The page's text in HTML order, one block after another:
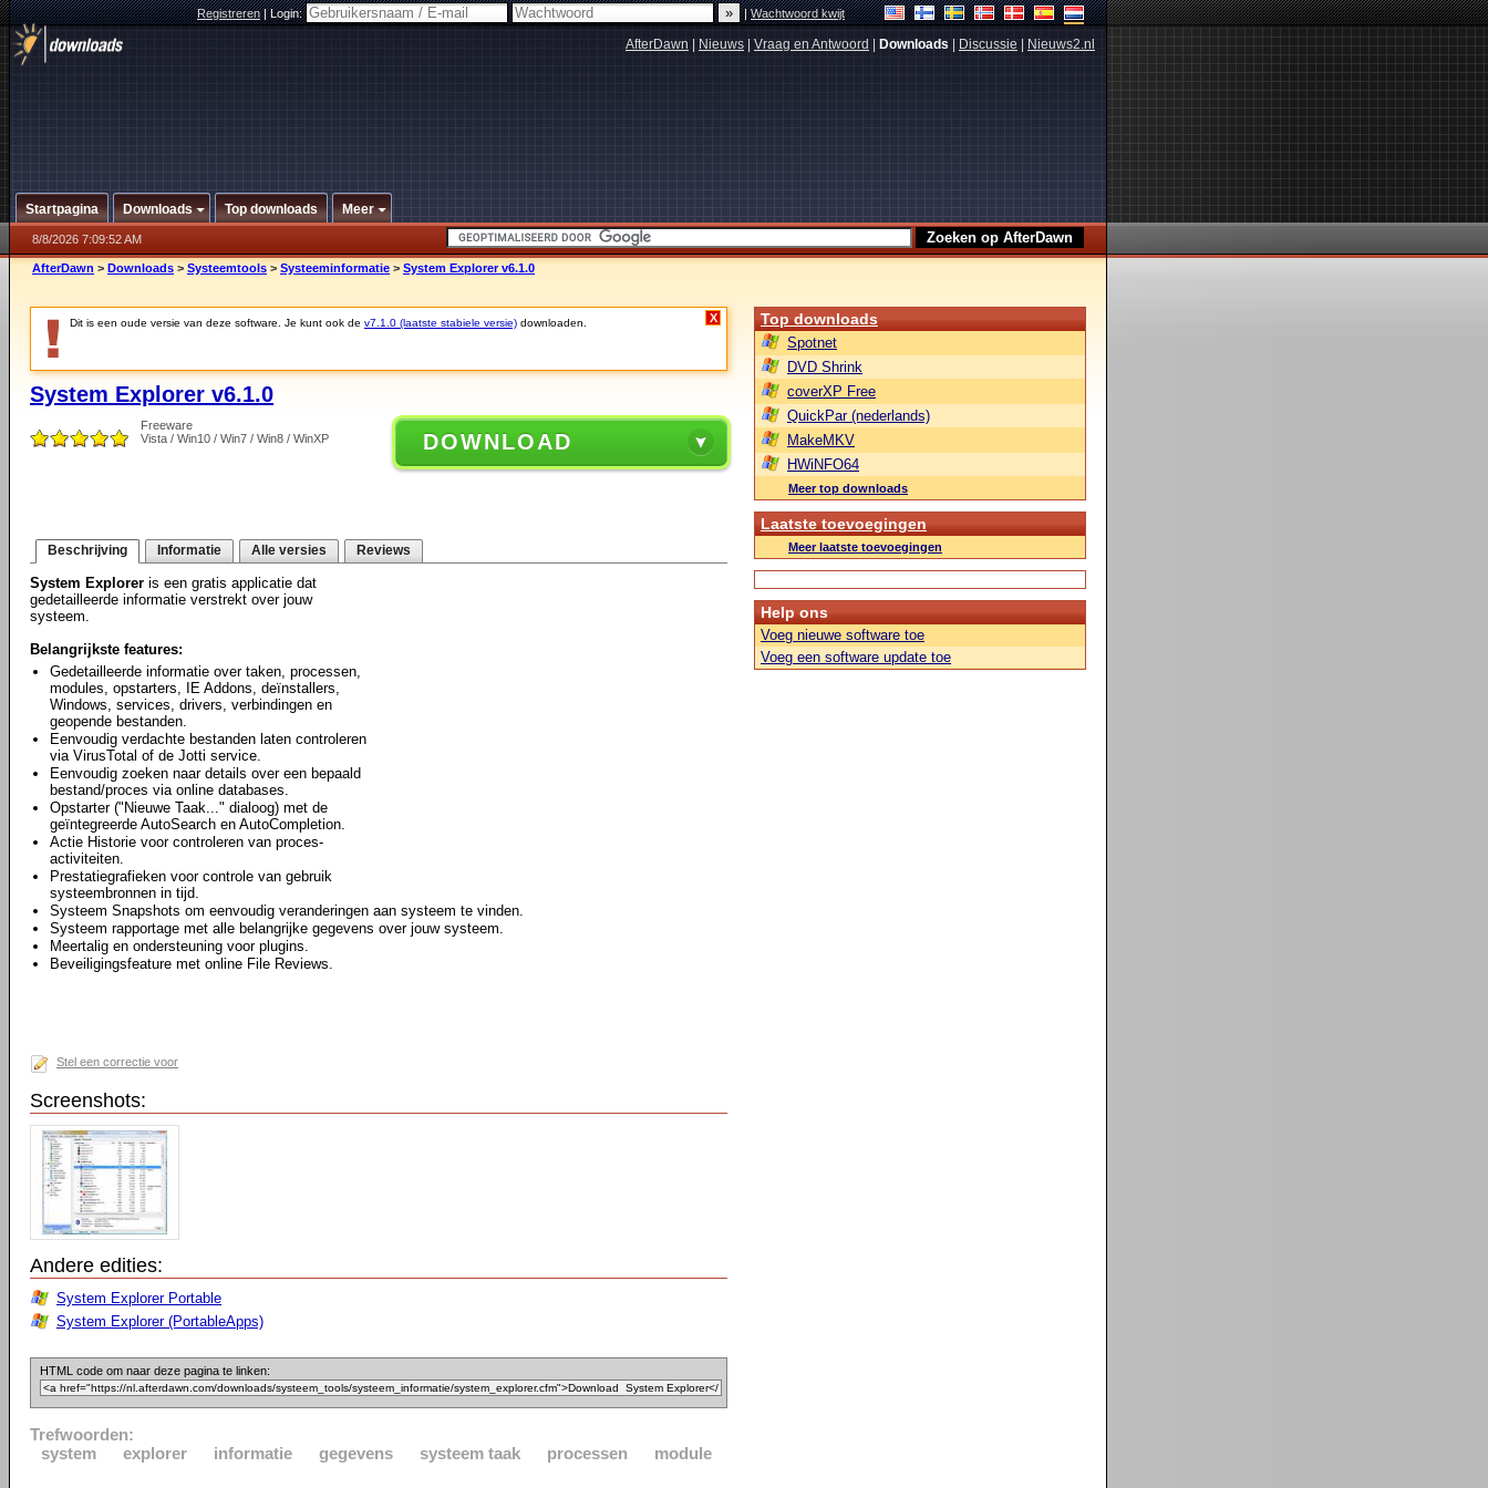
Registreren|Login: |Wachtwoord kwijt
AfterDawn Nieuws Vraag en Antwoord Downloads Discussie Nieuws2.nl
Startpagina Downloads Top downloads Meer
8/8/2026 7:09:52 AM
AfterDawn > Downloads > Systeemtools > Systeeminformatie > System Explorer v6.1.0
Dit is een oude versie van deze software. Je kunt ook de v7.1.0 (laatste stabiele versie) downloaden. X
System Explorer v6.1.0
Freeware
Vista / Win10 / Win7 / Win8 / WinXP
DOWNLOAD
Beschrijving Informatie Alle versies Reviews
System Explorer is een gratis applicatie dat
gedetailleerde informatie verstrekt over jouw
systeem.
Belangrijkste features:
Gedetailleerde informatie over taken, processen,
modules, opstarters, IE Addons, deïnstallers,
Windows, services, drivers, verbindingen en
geopende bestanden.
Eenvoudig verdachte bestanden laten controleren
via VirusTotal of de Jotti service.
Eenvoudig zoeken naar details over een bepaald
bestand/proces via online databases.
Opstarter ("Nieuwe Taak..." dialoog) met de
geïntegreerde AutoSearch en AutoCompletion.
Actie Historie voor controleren van proces-
activiteiten.
Prestatiegrafieken voor controle van gebruik
systeembronnen in tijd.
Systeem Snapshots om eenvoudig veranderingen aan systeem te vinden.
Systeem rapportage met alle belangrijke gegevens over jouw systeem.
Meertalig en ondersteuning voor plugins.
Beveiligingsfeature met online File Reviews.
Stel een correctie voor
Screenshots:
Andere edities:
System Explorer Portable
System Explorer (PortableApps)
HTML code om naar deze pagina te linken:
Trefwoorden:
system
explorer informatie gegevens systeem taak processen module
Top downloads
Spotnet
DVD Shrink
coverXP Free
QuickPar (nederlands)
MakeMKV
HWiNFO64
Meer top downloads
Laatste toevoegingen
Meer laatste toevoegingen
Help ons
Voeg nieuwe software toe
Voeg een software update toe